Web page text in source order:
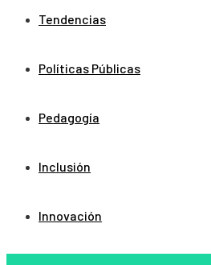
Tendencias
Políticas Públicas
Pedagogía
Inclusión
Innovación